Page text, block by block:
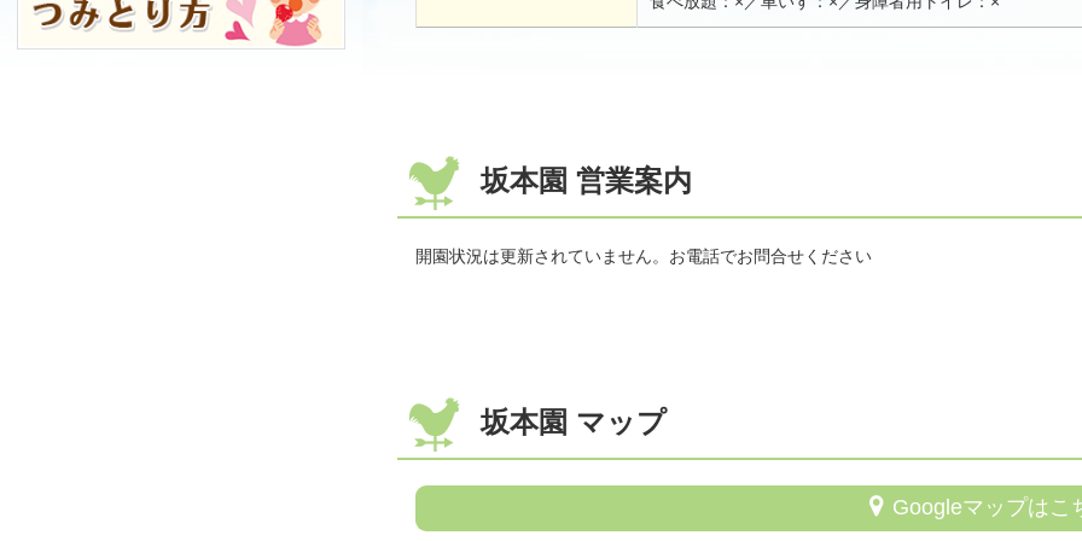
坂本園 営業案内
開園状況は更新されていません。お電話でお問合せください
坂本園 マップ
Googleマップはこ